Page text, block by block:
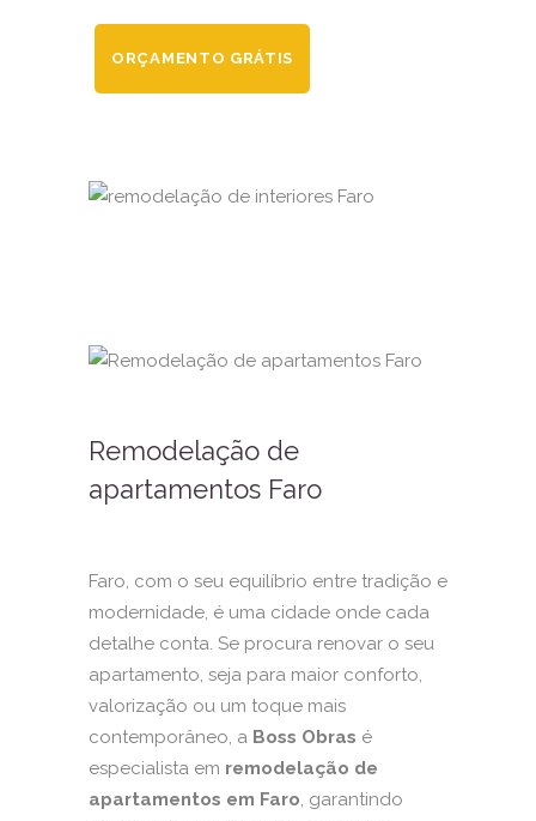
ORÇAMENTO GRÁTIS
Remodelação de
apartamentos Faro
Faro, com o seu equilíbrio entre tradição e
modernidade, é uma cidade onde cada
detalhe conta. Se procura renovar o seu
apartamento, seja para maior conforto,
valorização ou um toque mais
contemporâneo, a Boss Obras é
especialista em remodelação de
apartamentos em Faro, garantindo